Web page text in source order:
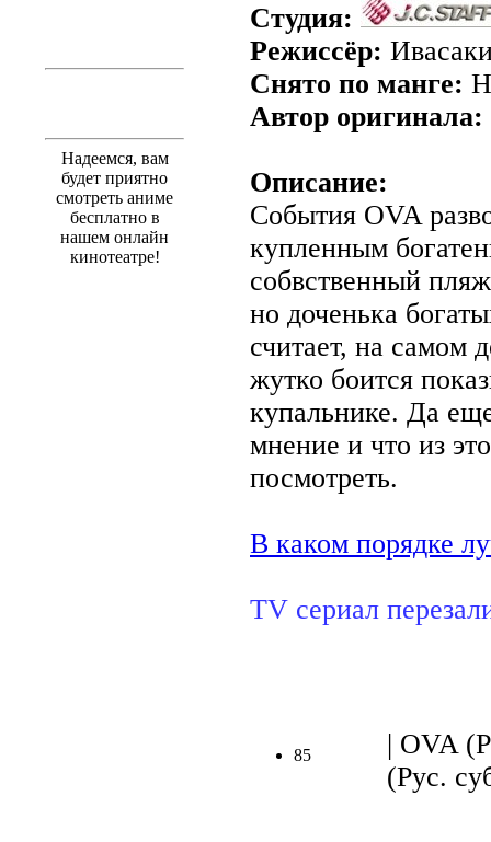
Надеемся, вам
будет приятно
смотреть аниме
бесплатно в
нашем онлайн
кинотеатре!
Студия:
Режиссёр:
Снято по манге:
Автор оригинала:
Описание:
События OVA
купленным
собвственный
но доченька
считает, на самом
жутко боится
купальнике. Да
мнение и что из
посмотреть.
В каком порядке
TV сериал
85
| OVA
(Рус.